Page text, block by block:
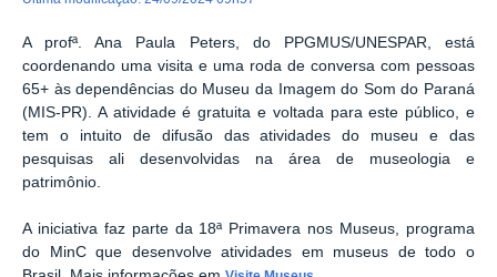
A profª. Ana Paula Peters, do PPGMUS/UNESPAR, está
coordenando uma visita e uma roda de conversa com pessoas
65+ às dependências do Museu da Imagem do Som do Paraná
(MIS-PR). A atividade é gratuita e voltada para este público, e
tem o intuito de difusão das atividades do museu e das
pesquisas ali desenvolvidas na área de museologia e
patrimônio.
A iniciativa faz parte da 18ª Primavera nos Museus, programa
do MinC que desenvolve atividades em museus de todo o